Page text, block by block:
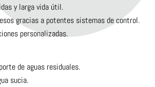
y larga vida útil.
gracias a potentes sistemas de control.
personalizadas.
de aguas residuales.
sucia.